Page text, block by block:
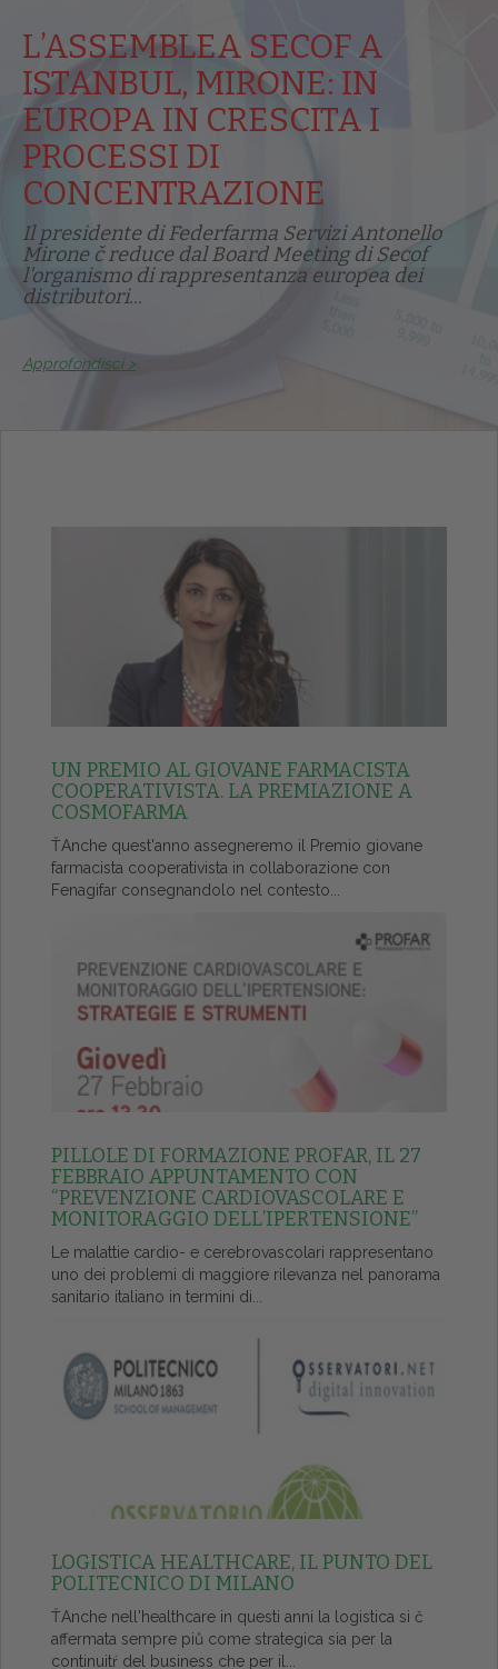
L’ASSEMBLEA SECOF A
ISTANBUL, MIRONE: IN
EUROPA IN CRESCITA I
PROCESSI DI
CONCENTRAZIONE
Il presidente di Federfarma Servizi Antonello
Mirone č reduce dal Board Meeting di Secof
l'organismo di rappresentanza europea dei
distributori...
Approfondisci >
UN PREMIO AL GIOVANE FARMACISTA
COOPERATIVISTA. LA PREMIAZIONE A
COSMOFARMA
ŤAnche quest'anno assegneremo il Premio giovane
farmacista cooperativista in collaborazione con
Fenagifar consegnandolo nel contesto...
PILLOLE DI FORMAZIONE PROFAR, IL 27
FEBBRAIO APPUNTAMENTO CON
“PREVENZIONE CARDIOVASCOLARE E
MONITORAGGIO DELL’IPERTENSIONE”
Le malattie cardio- e cerebrovascolari rappresentano
uno dei problemi di maggiore rilevanza nel panorama
sanitario italiano in termini di...
LOGISTICA HEALTHCARE, IL PUNTO DEL
POLITECNICO DI MILANO
ŤAnche nell'healthcare in questi anni la logistica si č
affermata sempre piů come strategica sia per la
continuitŕ del business che per il...